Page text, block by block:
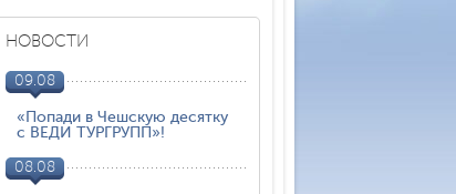
НОВОСТИ
09.08
«Попади в Чешскую десятку
с ВЕДИ ТУРГРУПП»!
08.08